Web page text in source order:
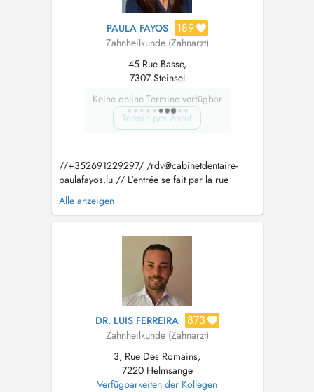
PAULA FAYOS 189
Zahnheilkunde (Zahnarzt)
45 Rue Basse,
7307 Steinsel
Keine online Termine verfügbar
Termin per Anruf
//+352691229297/ /rdv@cabinetdentaire-
paulafayos.lu// L'entrée se fait par la rue
Basse. Il y a 3 places de parking réservées au
cabinet derrière le bâtiment. Pour les urgences,
veuillez directement contacter le cabinet. Paula
Alle anzeigen
DR. LUIS FERREIRA 873
Zahnheilkunde (Zahnarzt)
3, Rue Des Romains,
7220 Helmsange
Verfügbarkeiten der Kollegen